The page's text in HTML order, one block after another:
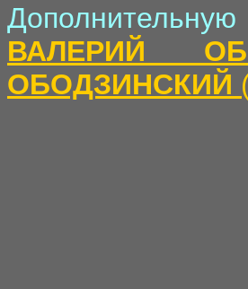
ВАЛЕРИЙ
ОБОДЗИНСКИЙ